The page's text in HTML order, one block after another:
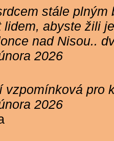
stále
lidem, abyste žili
nad Nisou..
2026
vzpomínková pro
2026